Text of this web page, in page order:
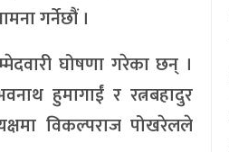
गर्नेछौं ।
घोषणा गरेका छन् ।
हुमागाईं र रत्नबहादुर
विकल्पराज पोखरेलले